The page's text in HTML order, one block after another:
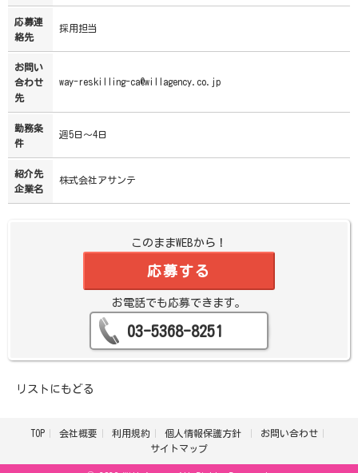
応募連
絡先
採用担当
お問い
合わせ
先
way-reskilling-ca@willagency.co.jp
勤務条
件
週5日～4日
紹介先
企業名
株式会社アサンテ
このままWEBから！
応募する
お電話でも応募できます。
03-5368-8251
リストにもどる
TOP 会社概要 利用規約 個人情報保護方針
お問い合わせ
サイトマップ